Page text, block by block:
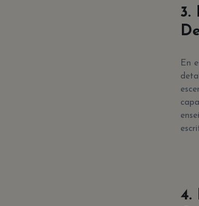
3.
En
4.